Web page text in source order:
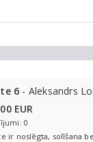
6 - Aleksandrs
EUR
0
ir noslēgta, solīšana